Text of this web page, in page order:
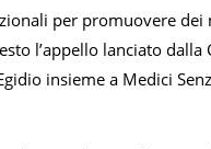
per promuovere dei
l’appello lanciato dalla
insieme a Medici